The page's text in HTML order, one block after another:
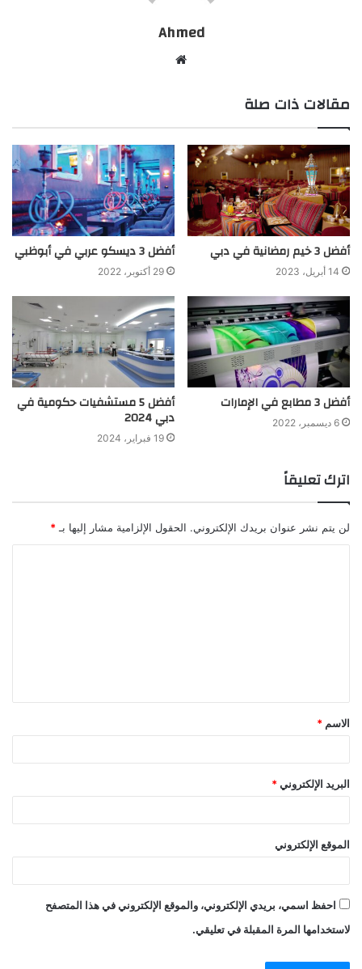
Ahmed
مقالات ذات صلة
أفضل 3 خيم رمضانية في دبي
14 أبريل، 2023
أفضل 3 ديسكو عربي في أبوظبي
29 أكتوبر، 2022
أفضل 3 مطابع في الإمارات
6 ديسمبر، 2022
أفضل 5 مستشفيات حكومية في
دبي 2024
19 فبراير، 2024
اترك تعليقاً
لن يتم نشر عنوان بريدك الإلكتروني. الحقول الإلزامية مشار إليها بـ *
الاسم *
البريد الإلكتروني *
الموقع الإلكتروني
احفظ اسمي، بريدي الإلكتروني، والموقع الإلكتروني في هذا المتصفح
لاستخدامها المرة المقبلة في تعليقي.